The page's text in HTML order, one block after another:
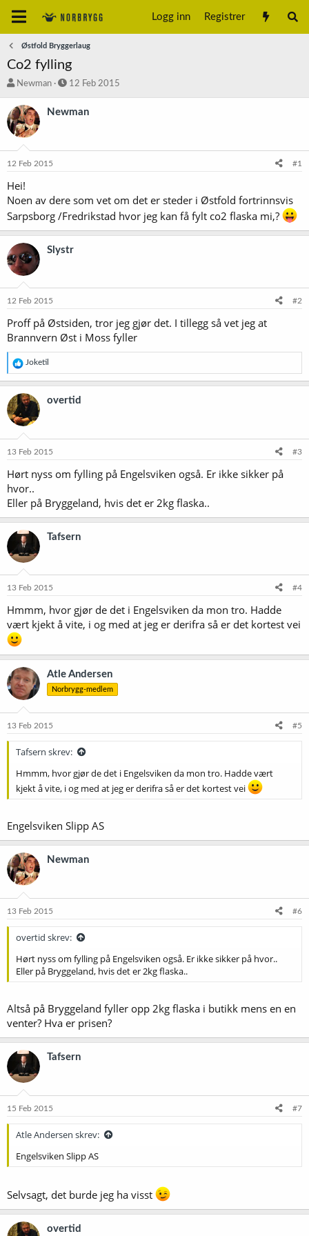
Logg inn Registrer
Østfold Bryggerlaug
Co2 fylling
T
å
d
s
t
r
Newman
S
a
12 Feb 2015
Newman
12 Feb 2015 #1
Hei!
Noen av dere som vet om det er steder i Østfold fortrinnsvis
Sarpsborg /Fredrikstad hvor jeg kan få fylt co2 flaska mi,?
Slystr
12 Feb 2015 #2
Proff på Østsiden, tror jeg gjør det. I tillegg så vet jeg at
Brannvern Øst i Moss fyller
R
e
a
k
s
j
o
e
:
Joketil
overtid
13 Feb 2015 #3
Hørt nyss om fylling på Engelsviken også. Er ikke sikker på
hvor..
Eller på Bryggeland, hvis det er 2kg flaska..
Tafsern
13 Feb 2015 #4
Hmmm, hvor gjør de det i Engelsviken da mon tro. Hadde
vært kjekt å vite, i og med at jeg er derifra så er det kortest vei
Atle Andersen
Norbrygg-medlem
13 Feb 2015 #5
Tafsern skrev:
Hmmm, hvor gjør de det i Engelsviken da mon tro. Hadde vært
kjekt å vite, i og med at jeg er derifra så er det kortest vei
Engelsviken Slipp AS
Newman
13 Feb 2015 #6
overtid skrev:
Hørt nyss om fylling på Engelsviken også. Er ikke sikker på hvor..
Eller på Bryggeland, hvis det er 2kg flaska..
Altså på Bryggeland fyller opp 2kg flaska i butikk mens en en
venter? Hva er prisen?
Tafsern
15 Feb 2015 #7
Atle Andersen skrev:
Engelsviken Slipp AS
Selvsagt, det burde jeg ha visst
overtid